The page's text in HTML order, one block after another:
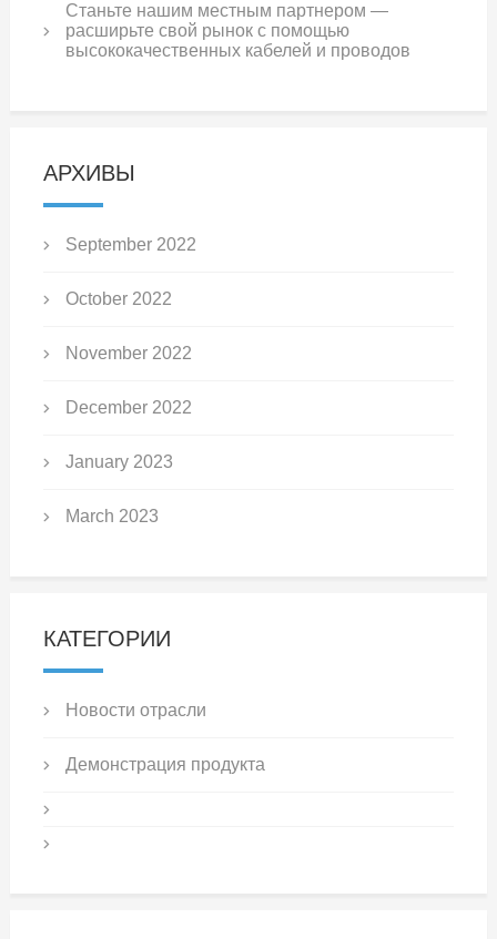
Станьте нашим местным партнером —
расширьте свой рынок с помощью
высококачественных кабелей и проводов
АРХИВЫ
September 2022
October 2022
November 2022
December 2022
January 2023
March 2023
КАТЕГОРИИ
Новости отрасли
Демонстрация продукта